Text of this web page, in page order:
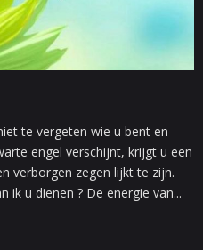
te vergeten wie u bent en
engel verschijnt, krijgt u een
verborgen zegen lijkt te zijn.
ik u dienen ? De energie van...